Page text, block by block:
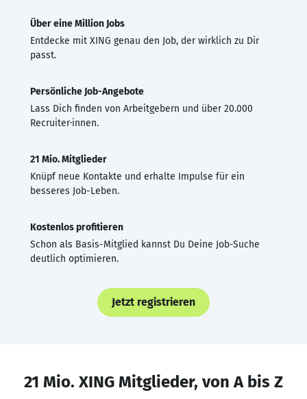
Über eine Million Jobs
Entdecke mit XING genau den Job, der wirklich zu Dir
passt.
Persönliche Job-Angebote
Lass Dich finden von Arbeitgebern und über 20.000
Recruiter·innen.
21 Mio. Mitglieder
Knüpf neue Kontakte und erhalte Impulse für ein
besseres Job-Leben.
Kostenlos profitieren
Schon als Basis-Mitglied kannst Du Deine Job-Suche
deutlich optimieren.
Jetzt registrieren
21 Mio. XING Mitglieder, von A bis Z